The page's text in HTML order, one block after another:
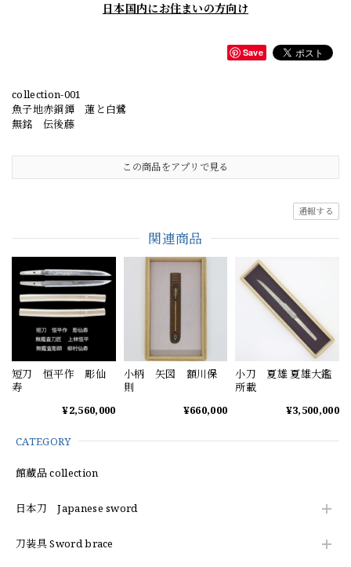
CATEGORY
館蔵品 collection
日本刀 Japanese sword
刀装具 Sword brace
日本国内にお住まいの方向け
Save
collection-001
魚子地赤銅鐔 蓮と白鷺
無銘 伝後藤
この商品をアプリで見る
通報する
関連商品
短刀 恒平作 彫仙
寿
¥2,560,000
小柄 矢図 額川保
則
¥660,000
小刀 夏雄 夏雄大鑑
所載
¥3,500,000